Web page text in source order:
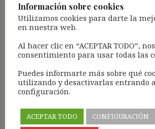
campos obligatorios están marcados con
Comentario*
Información sobre cookies
Utilizamos cookies para darte la
en nuestra web.
Al hacer clic en “ACEPTAR TODO”,
consentimiento para usar todas las
Puedes informarte más sobre qué
utilizando y desactivarlas entrando
configuración.
ACEPTAR TODO
CONFIGURACIÓN